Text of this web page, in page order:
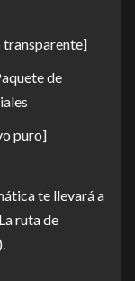
transparente]
de
puro]
te llevará a
ruta de